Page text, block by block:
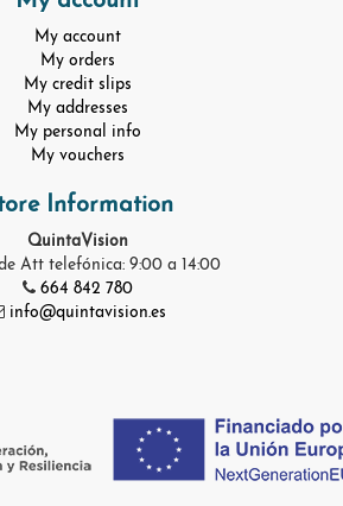
My account
My orders
My credit slips
My addresses
My personal info
My vouchers
Information
QuintaVision
Att telefónica: 9:00 a 14:00
664 842 780
info@quintavision.es